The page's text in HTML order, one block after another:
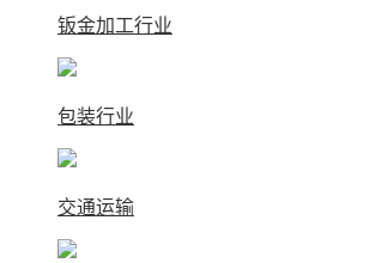
钣金加工行业
包装行业
交通运输